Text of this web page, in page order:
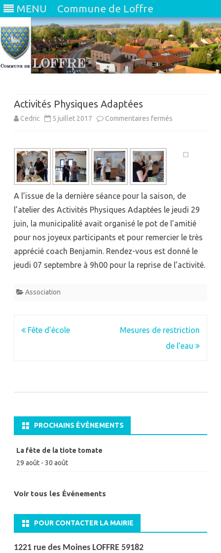
MENU Commune de Loffre
Activités Physiques Adaptées
Cedric 5 juillet 2017 Commentaires fermés
Physiques
A l’issue de la dernière séance pour la saison, de
l’atelier des Activités Physiques Adaptées le jeudi 29
juin, la municipalité avait organisé le pot de l’amitié
pour nos joyeux participants et pour remercier le très
apprécié coach Benjamin. Rendez-vous est donné le
jeudi 07 septembre à 9h00 pour la reprise de l’activité.
Association
Navigation
Fête d’école
Mesures de restriction
de l’eau
PROCHAINS ÉVÉNEMENTS
La fête de la tiote tomate
29 août - 30 août
Voir tous les Événements
POUR CONTACTER LA MAIRIE
1221 rue des Moines LOFFRE 59182